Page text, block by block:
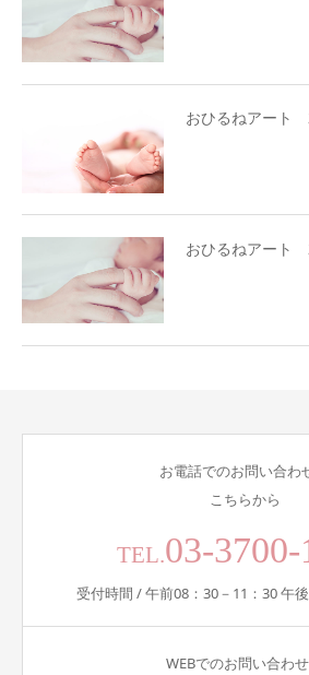
おひるねアート
おひるねアート
お電話でのお問い合わ
こちらから
TEL.03-3700-
受付時間 / 午前08：30－11：30 午
WEBでのお問い合わ